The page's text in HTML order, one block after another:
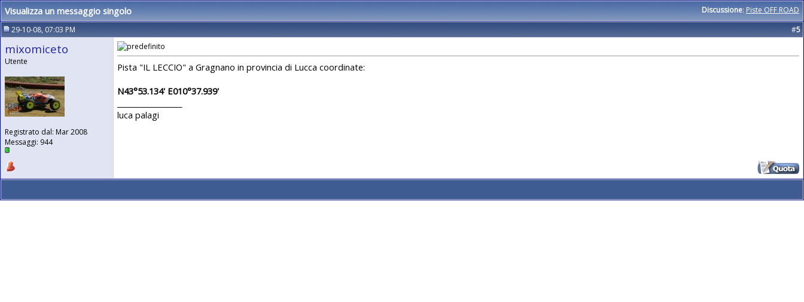
Discussione: Piste OFF ROAD
Visualizza un messaggio singolo
29-10-08, 07:03 PM #5
mixomiceto
Utente
Registrato dal: Mar 2008
Messaggi: 944
Pista "IL LECCIO" a Gragnano in provincia di Lucca coordinate:
N43°53.134' E010°37.939'
luca palagi